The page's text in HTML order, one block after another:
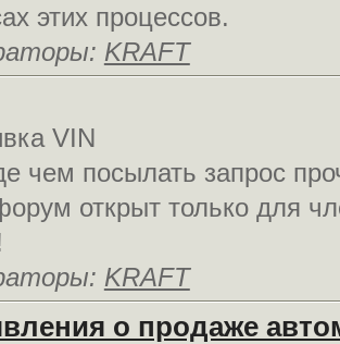
этих процессов.
KRAFT
VIN
чем посылать запрос
открыт только для
KRAFT
о продаже